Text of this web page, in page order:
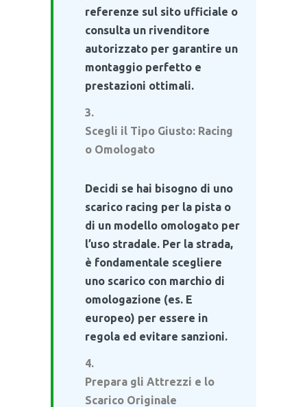
referenze sul sito ufficiale o
consulta un rivenditore
autorizzato per garantire un
montaggio perfetto e
prestazioni ottimali.
Scegli il Tipo Giusto: Racing
o Omologato
Decidi se hai bisogno di uno
scarico racing per la pista o
di un modello omologato per
l’uso stradale. Per la strada,
è fondamentale scegliere
uno scarico con marchio di
omologazione (es. E
europeo) per essere in
regola ed evitare sanzioni.
Prepara gli Attrezzi e lo
Scarico Originale